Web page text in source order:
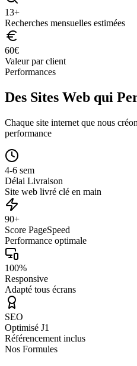
13+
Recherches mensuelles estimées
60€
Valeur par client
Performances
Des Sites Web qui
Chaque site internet que nous
performance
4-6 sem
Délai Livraison
Site web livré clé en main
90+
Score PageSpeed
Performance optimale
100%
Responsive
Adapté tous écrans
SEO
Optimisé J1
Référencement inclus
Nos Formules